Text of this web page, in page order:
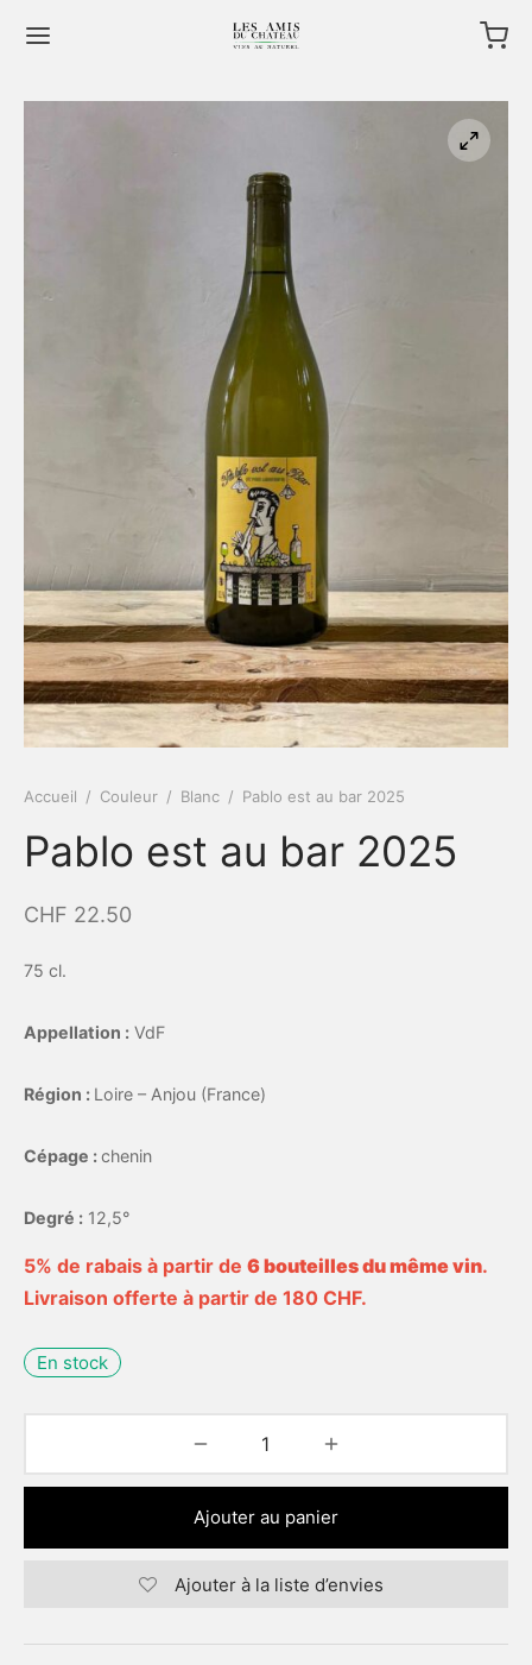
Accueil / Couleur / Blanc / Pablo est au bar 2025
Pablo est au bar 2025
CHF 22.50
75 cl.
Appellation : VdF
Région : Loire – Anjou (France)
Cépage :chenin
Degré : 12,5°
5% de rabais à partir de 6 bouteilles du même vin.
Livraison offerte à partir de 180 CHF.
En stock
Ajouter au panier
Ajouter à la liste d’envies